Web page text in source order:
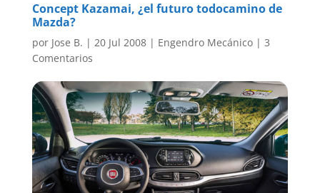
Concept Kazamai, ¿el futuro todocamino de
Mazda?
por Jose B. | 20 Jul 2008| Engendro Mecánico| 3
Comentarios